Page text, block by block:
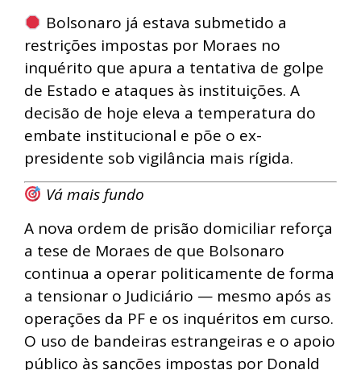
Bolsonaro já estava submetido a
restrições impostas por Moraes no
inquérito que apura a tentativa de golpe
de Estado e ataques às instituições. A
decisão de hoje eleva a temperatura do
embate institucional e põe o ex-
presidente sob vigilância mais rígida.
Vá mais fundo
A nova ordem de prisão domiciliar reforça
a tese de Moraes de que Bolsonaro
continua a operar politicamente de forma
a tensionar o Judiciário — mesmo após as
operações da PF e os inquéritos em curso.
O uso de bandeiras estrangeiras e o apoio
público às sanções impostas por Donald